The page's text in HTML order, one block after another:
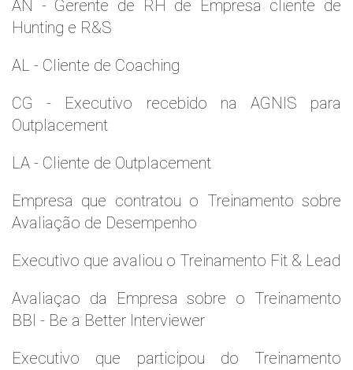
AN - Gerente de RH de Empresa cliente de
Hunting e R&S
AL - Cliente de Coaching
CG - Executivo recebido na AGNIS para
Outplacement
LA - Cliente de Outplacement
Empresa que contratou o Treinamento sobre
Avaliação de Desempenho
Executivo que avaliou o Treinamento Fit & Lead
Avaliaçao da Empresa sobre o Treinamento
BBI - Be a Better Interviewer
Executivo que participou do Treinamento